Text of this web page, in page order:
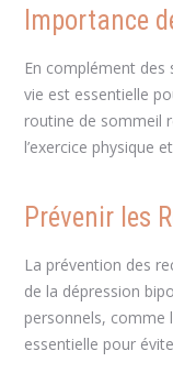
Importance
En complément des
vie est essentielle
routine de sommeil
l’exercice physique
Prévenir les
La prévention des
de la dépression
personnels, comme
essentielle pour